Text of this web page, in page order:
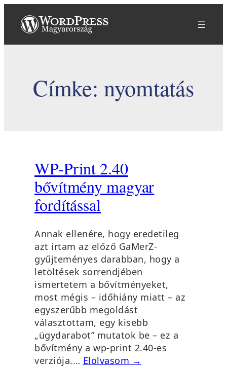
tartalomhoz
Címke:nyomtatás
WP-Print 2.40
bővítmény magyar
fordítással
Annak ellenére, hogy eredetileg
azt írtam az előző GaMerZ-
gyűjteményes darabban, hogy a
letöltések sorrendjében
ismertetem a bővítményeket,
most mégis – időhiány miatt – az
egyszerűbb megoldást
választottam, egy kisebb
„ügydarabot” mutatok be – ez a
bővítmény a wp-print 2.40-es
verziója.… Elolvasom →